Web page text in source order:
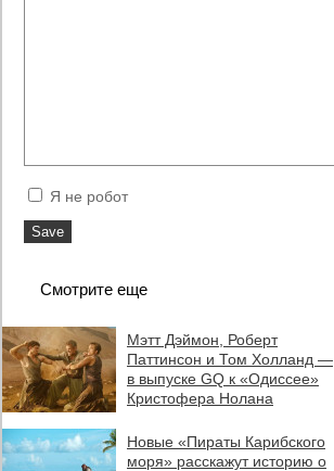
Я не робот
Смотрите еще
Мэтт Дэймон, Роберт
Паттинсон и Том Холланд —
в выпуске GQ к «Одиссее»
Кристофера Нолана
Новые «Пираты Карибского
моря» расскажут историю о